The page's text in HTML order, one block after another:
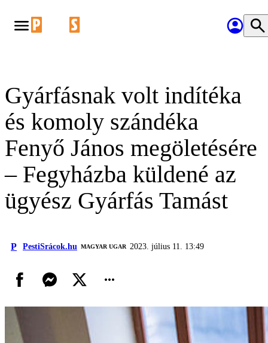
Gyárfásnak volt indítéka
és komoly szándéka
Fenyő János megöletésére
– Fegyházba küldené az
ügyész Gyárfás Tamást
P PestiSrácok.hu MAGYAR UGAR 2023. július 11. 13:49